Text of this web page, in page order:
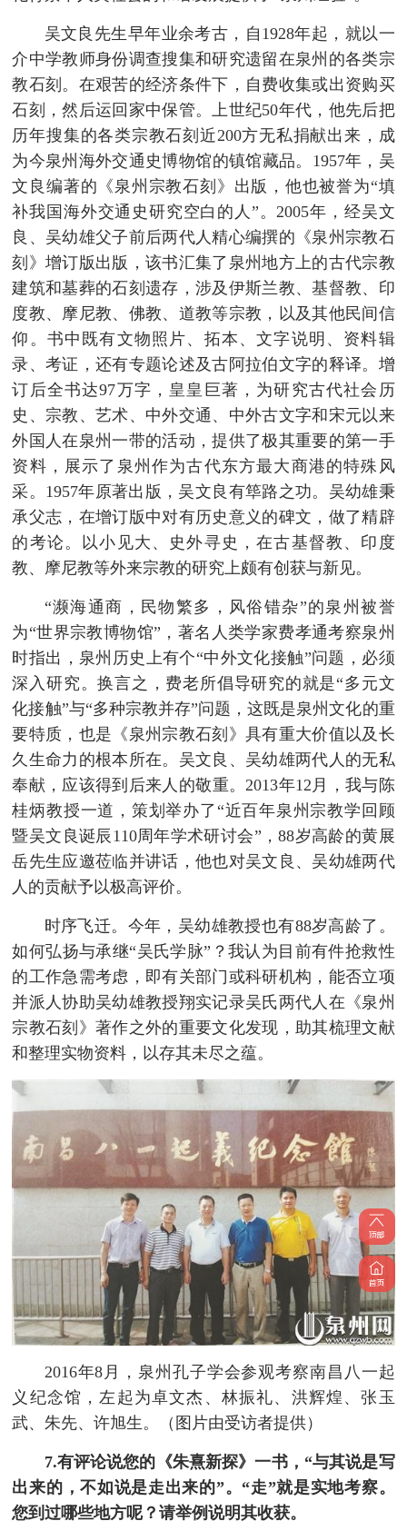
吴文良先生早年业余考古，自1928年起，就以一
介中学教师身份调查搜集和研究遗留在泉州的各类宗
教石刻。在艰苦的经济条件下，自费收集或出资购买
石刻，然后运回家中保管。上世纪50年代，他先后把
历年搜集的各类宗教石刻近200方无私捐献出来，成
为今泉州海外交通史博物馆的镇馆藏品。1957年，吴
文良编著的《泉州宗教石刻》出版，他也被誉为“填
补我国海外交通史研究空白的人”。2005年，经吴文
良、吴幼雄父子前后两代人精心编撰的《泉州宗教石
刻》增订版出版，该书汇集了泉州地方上的古代宗教
建筑和墓葬的石刻遗存，涉及伊斯兰教、基督教、印
度教、摩尼教、佛教、道教等宗教，以及其他民间信
仰。书中既有文物照片、拓本、文字说明、资料辑
录、考证，还有专题论述及古阿拉伯文字的释译。增
订后全书达97万字，皇皇巨著，为研究古代社会历
史、宗教、艺术、中外交通、中外古文字和宋元以来
外国人在泉州一带的活动，提供了极其重要的第一手
资料，展示了泉州作为古代东方最大商港的特殊风
采。1957年原著出版，吴文良有筚路之功。吴幼雄秉
承父志，在增订版中对有历史意义的碑文，做了精辟
的考论。以小见大、史外寻史，在古基督教、印度
教、摩尼教等外来宗教的研究上颇有创获与新见。
“濒海通商，民物繁多，风俗错杂”的泉州被誉
为“世界宗教博物馆”，著名人类学家费孝通考察泉州
时指出，泉州历史上有个“中外文化接触”问题，必须
深入研究。换言之，费老所倡导研究的就是“多元文
化接触”与“多种宗教并存”问题，这既是泉州文化的重
要特质，也是《泉州宗教石刻》具有重大价值以及长
久生命力的根本所在。吴文良、吴幼雄两代人的无私
奉献，应该得到后来人的敬重。2013年12月，我与陈
桂炳教授一道，策划举办了“近百年泉州宗教学回顾
暨吴文良诞辰110周年学术研讨会”，88岁高龄的黄展
岳先生应邀莅临并讲话，他也对吴文良、吴幼雄两代
人的贡献予以极高评价。
时序飞迁。今年，吴幼雄教授也有88岁高龄了。
如何弘扬与承继“吴氏学脉”？我认为目前有件抢救性
的工作急需考虑，即有关部门或科研机构，能否立项
并派人协助吴幼雄教授翔实记录吴氏两代人在《泉州
宗教石刻》著作之外的重要文化发现，助其梳理文献
和整理实物资料，以存其未尽之蕴。
2016年8月，泉州孔子学会参观考察南昌八一起
义纪念馆，左起为卓文杰、林振礼、洪辉煌、张玉
武、朱先、许旭生。（图片由受访者提供）
7.有评论说您的《朱熹新探》一书，“与其说是写
出来的，不如说是走出来的”。“走”就是实地考察。
您到过哪些地方呢？请举例说明其收获。